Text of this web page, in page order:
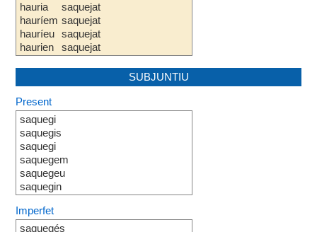
hauria
hauríem
hauríeu
haurien
saquejat
saquejat
saquejat
saquejat
SUBJUNTIU
Present
saquegi
saquegis
saquegi
saquegem
saquegeu
saquegin
Imperfet
saquegés